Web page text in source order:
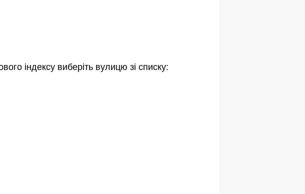
індексу виберіть вулицю зі списку: